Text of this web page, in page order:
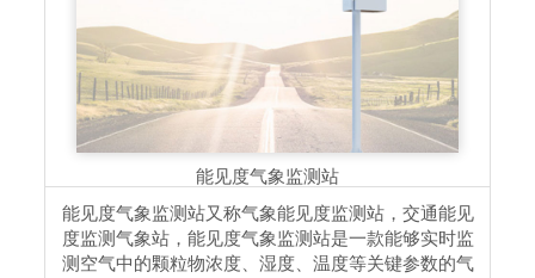
能见度气象监测站
能见度气象监测站又称气象能见度监测站，交通能见
度监测气象站，能见度气象监测站是一款能够实时监
测空气中的颗粒物浓度、湿度、温度等关键参数的气